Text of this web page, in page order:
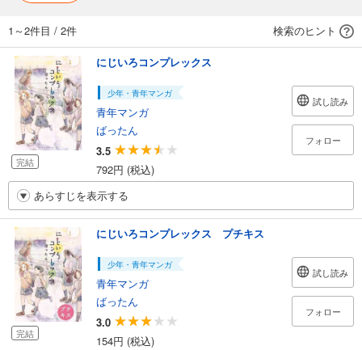
1～2件目 / 2件 検索のヒント
完結
にじいろコンプレックス
少年・青年マンガ
青年マンガ
ばったん
3.5
792円 (税込)
試し読み
フォロー
あらすじを表示する
完結
にじいろコンプレックス プチキス
少年・青年マンガ
青年マンガ
ばったん
3.0
154円 (税込)
試し読み
フォロー